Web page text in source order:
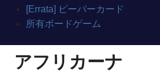
[Errata] ピーパーカード
所有ボードゲーム
アフリカーナ